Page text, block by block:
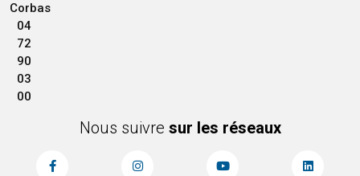
Corbas
04
72
90
03
00
Nous suivre sur les réseaux